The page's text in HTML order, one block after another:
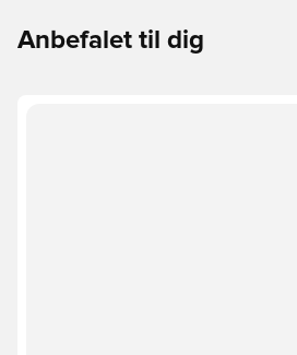
Anbefalet til dig